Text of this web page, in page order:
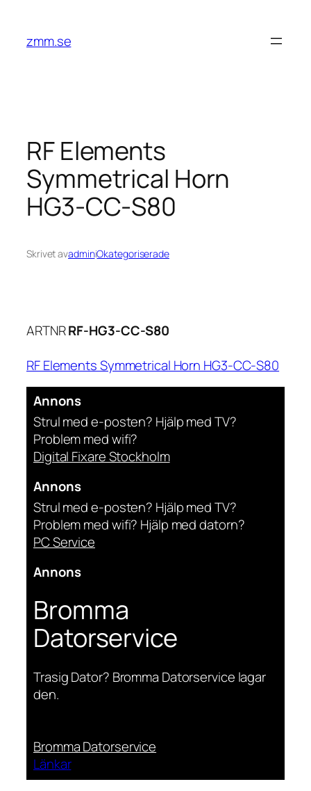
innehåll
zmm.se
RF Elements
Symmetrical Horn
HG3-CC-S80
Skrivet avadminiOkategoriserade
ARTNRRF-HG3-CC-S80
RF Elements Symmetrical Horn HG3-CC-S80
Annons
Strul med e-posten? Hjälp med TV?
Problem med wifi?
Digital Fixare Stockholm
Annons
Strul med e-posten? Hjälp med TV?
Problem med wifi? Hjälp med datorn?
PC Service
Annons
Bromma
Datorservice
Trasig Dator? Bromma Datorservice lagar
den.
Bromma Datorservice
Länkar